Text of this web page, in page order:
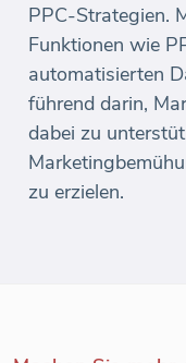
PPC-Strategien.
Funktionen wie
automatisierten
führend darin,
dabei zu
zu erzielen.